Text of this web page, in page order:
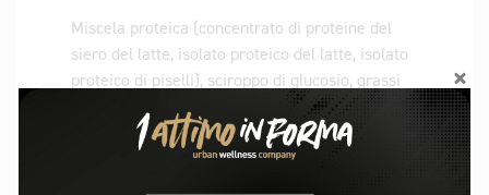
Miscela proteica (concentrato di proteine ​​del
siero del latte, isolato proteico del latte, isolato
proteico di piselli), sciroppo di glucosio, grassi
vegetali (palma non idrogenata, karité) in
proporzioni variabili, frutto-oligosaccaridi,
croccante alla soia 4% (isolato di soia, amido di